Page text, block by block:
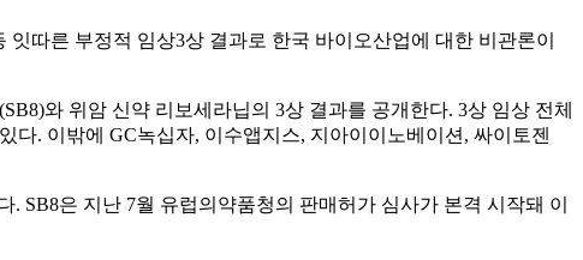
따른 부정적 임상3상 결과로 한국 바이오산업에 대한 비관론이
와 위암 신약 리보세라닙의 3상 결과를 공개한다. 3상 임상 전체
. 이밖에 GC녹십자, 이수앱지스, 지아이이노베이션, 싸이토젠
SB8은 지난 7월 유럽의약품청의 판매허가 심사가 본격 시작돼 이